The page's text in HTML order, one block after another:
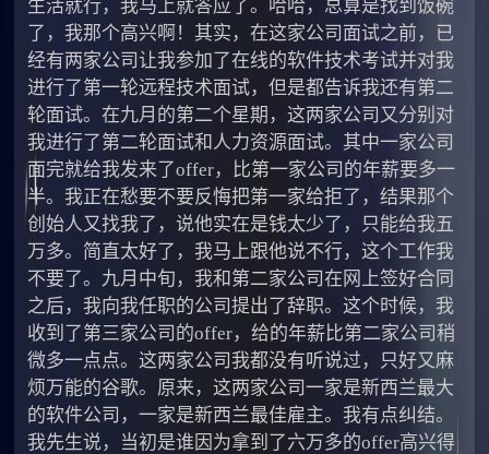
生活就行，我马上就答应了。哈哈，总算是找到饭碗
了，我那个高兴啊！其实，在这家公司面试之前，已
经有两家公司让我参加了在线的软件技术考试并对我
进行了第一轮远程技术面试，但是都告诉我还有第二
轮面试。在九月的第二个星期，这两家公司又分别对
我进行了第二轮面试和人力资源面试。其中一家公司
面完就给我发来了offer，比第一家公司的年薪要多一
半。我正在愁要不要反悔把第一家给拒了，结果那个
创始人又找我了，说他实在是钱太少了，只能给我五
万多。简直太好了，我马上跟他说不行，这个工作我
不要了。九月中旬，我和第二家公司在网上签好合同
之后，我向我任职的公司提出了辞职。这个时候，我
收到了第三家公司的offer，给的年薪比第二家公司稍
微多一点点。这两家公司我都没有听说过，只好又麻
烦万能的谷歌。原来，这两家公司一家是新西兰最大
的软件公司，一家是新西兰最佳雇主。我有点纠结。
我先生说，当初是谁因为拿到了六万多的offer高兴得